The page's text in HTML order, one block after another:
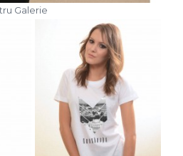
Galerie